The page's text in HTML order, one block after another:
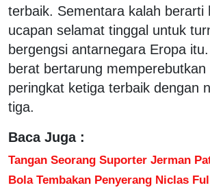
terbaik. Sementara kalah berarti
ucapan selamat tinggal untuk
bergengsi antarnegara Eropa
berat bertarung memperebutkan
peringkat ketiga terbaik dengan
tiga.
Baca Juga :
Tangan Seorang Suporter Jerman
Bola Tembakan Penyerang Niclas